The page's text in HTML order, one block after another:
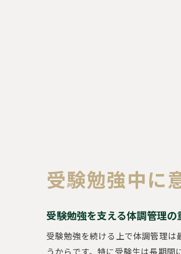
受験勉強中に
受験勉強を支える体調管理の
受験勉強を続ける上で体調管理
うからです。特に受験生は長期間